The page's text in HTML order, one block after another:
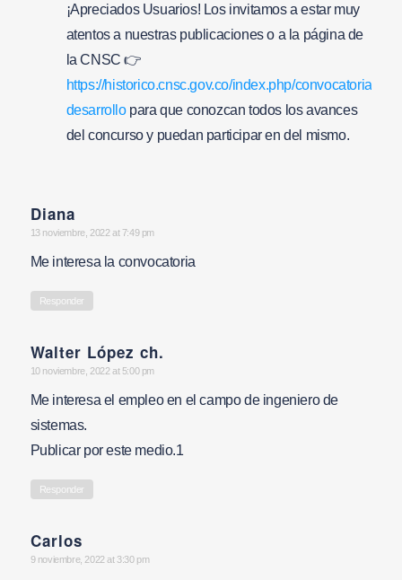
¡Apreciados Usuarios! Los invitamos a estar muy
atentos a nuestras publicaciones o a la página de
la CNSC 👉
https://historico.cnsc.gov.co/index.php/convocatorias/en-
desarrollopara que conozcan todos los avances
del concurso y puedan participar en del mismo.
Diana
says:
13 noviembre, 2022 at 7:49 pm
Me interesa la convocatoria
Responder
Walter López ch.
says:
10 noviembre, 2022 at 5:00 pm
Me interesa el empleo en el campo de ingeniero de
sistemas.
Publicar por este medio.1
Responder
Carlos
says:
9 noviembre, 2022 at 3:30 pm